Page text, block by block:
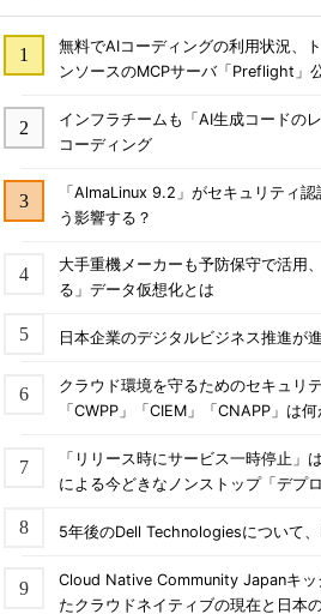
無料でAIコーディングの利用状況、
ンソースのMCPサーバ「Preflight」
インフラチームも「AI生成コードの
コーディング
「AlmaLinux 9.2」がセキュリティ
う影響する？
大手重機メーカーも予防保守で活用
る」データ仮想化とは
日本企業のデジタルビジネス推進が
クラウド環境を守るためのセキュリ
「CWPP」「CIEM」「CNAPP」は
「リリース時にサービス一時停止
による今どきなノンストップ「デプロ
5年後のDell Technologiesについて
Cloud Native Community Japanキッ
たクラウドネイティブの現在と日本